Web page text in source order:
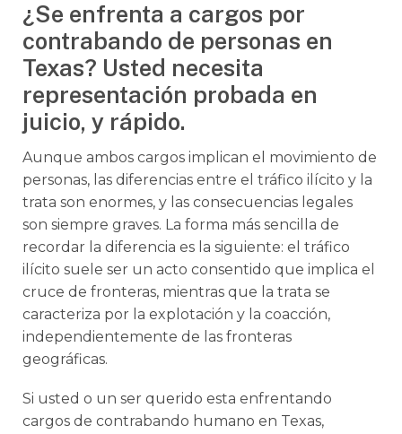
¿Se enfrenta a cargos por
contrabando de personas en
Texas? Usted necesita
representación probada en
juicio, y rápido.
Aunque ambos cargos implican el movimiento de
personas, las diferencias entre el tráfico ilícito y la
trata son enormes, y las consecuencias legales
son siempre graves. La forma más sencilla de
recordar la diferencia es la siguiente: el tráfico
ilícito suele ser un acto consentido que implica el
cruce de fronteras, mientras que la trata se
caracteriza por la explotación y la coacción,
independientemente de las fronteras
geográficas.
Si usted o un ser querido esta enfrentando
cargos de contrabando humano en Texas,